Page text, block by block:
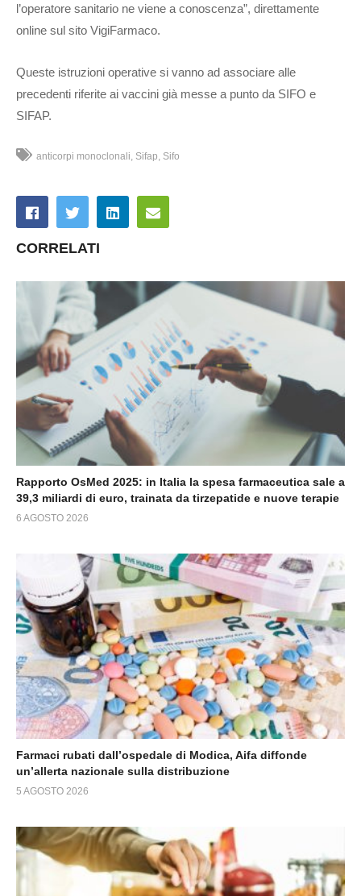
l’operatore sanitario ne viene a conoscenza”, direttamente
online sul sito VigiFarmaco.
Queste istruzioni operative si vanno ad associare alle
precedenti riferite ai vaccini già messe a punto da SIFO e
SIFAP.
anticorpi monoclonali Sifap Sifo
CORRELATI
Rapporto OsMed 2025: in Italia la spesa farmaceutica sale a
39,3 miliardi di euro, trainata da tirzepatide e nuove terapie
6 AGOSTO 2026
Farmaci rubati dall’ospedale di Modica, Aifa diffonde
un’allerta nazionale sulla distribuzione
5 AGOSTO 2026